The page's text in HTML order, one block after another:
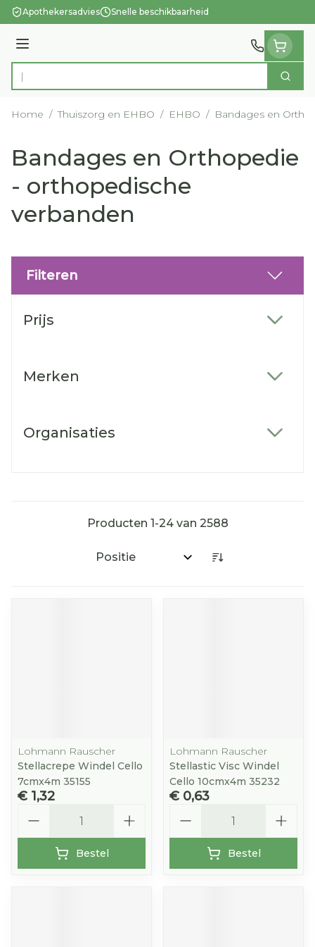
Ga naar de inhoud
Apothekersadvies Snelle beschikbaarheid
Menu
Product, merk, categorie... Zoek
Home / Thuiszorg en EHBO / EHBO / Bandages en
Bandages en Orthopedie
- orthopedische
verbanden
Filteren
Prijs
Merken
Organisaties
Producten 1-24van 2588
Sorteer op:
Lohmann Rauscher
Stellacrepe Windel Cello
7cmx4m 35155
€ 1,32
Bestel
Lohmann Rauscher
Stellastic Visc Windel
Cello 10cmx4m 35232
€ 0,63
Bestel